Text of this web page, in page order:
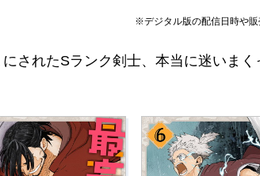
※デジタル版の配信日時や販
されたSランク剣士、本当に迷いま